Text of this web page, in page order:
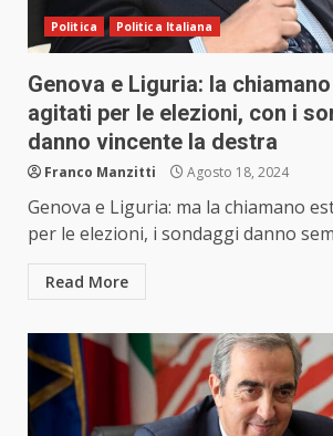
Politica Politica Italiana
Genova e Liguria: la
agitati per le elezioni, con i
danno vincente la destra
Franco Manzitti Agosto 18, 2024
Genova e Liguria: ma la chiamano
per le elezioni, i sondaggi danno
Read More